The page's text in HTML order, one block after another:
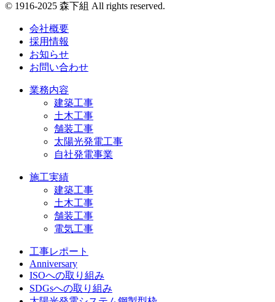
© 1916-2025 森下組 All rights reserved.
会社概要
採用情報
お知らせ
お問い合わせ
業務内容
建築工事
土木工事
舗装工事
太陽光発電工事
自社発電事業
施工実績
建築工事
土木工事
舗装工事
電気工事
工事レポート
Anniversary
ISOへの取り組み
SDGsへの取り組み